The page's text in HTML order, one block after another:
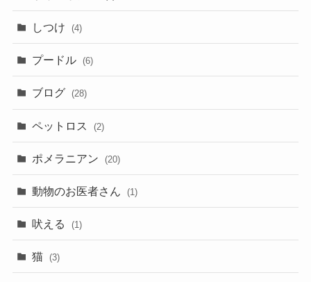
しつけ (4)
プードル (6)
ブログ (28)
ペットロス (2)
ポメラニアン (20)
動物のお医者さん (1)
吠える (1)
猫 (3)